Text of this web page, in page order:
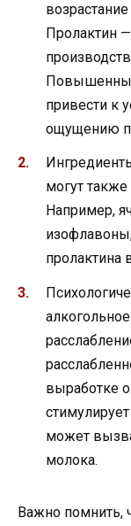
Пролактин
привести к
ощущению
могут также
Например,
пролактина
выработке
может
молока.
Важно помнить,